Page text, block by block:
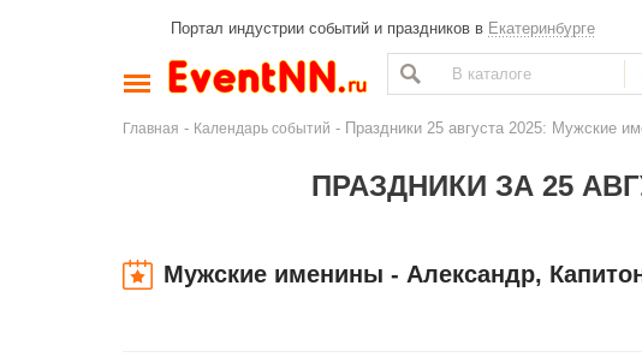
Портал индустрии событий и праздников в Екатеринбурге
Главная - Календарь событий - Праздники 25 августа 2025: Мужские
ПРАЗДНИКИ ЗА 25
Мужские именины - Александр,